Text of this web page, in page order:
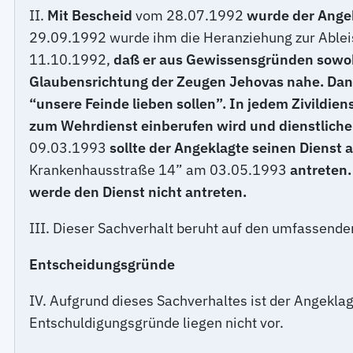
II. Mit Bescheid vom 28.07.1992 wurde der
29.09.1992 wurde ihm die Heranziehung zur
11.10.1992, daß er aus Gewissensgründen
Glaubensrichtung der Zeugen Jehovas nahe.
“unsere Feinde lieben sollen”. In jedem
zum Wehrdienst einberufen wird und
09.03.1993 sollte der Angeklagte seinen
Krankenhausstraße 14” am 03.05.1993 antreten.
werde den Dienst nicht antreten.
III. Dieser Sachverhalt beruht auf den
Entscheidungsgründe
IV. Aufgrund dieses Sachverhaltes ist der
Entschuldigungsgründe liegen nicht vor.